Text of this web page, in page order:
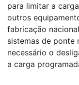
para limitar a
outros
fabricação
sistemas de ponte
necessário o
a carga